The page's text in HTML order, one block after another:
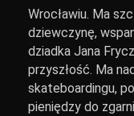
Wrocławiu. Ma
dziewczynę,
dziadka Jana
przyszłość. Ma
skateboardingu,
pieniędzy do